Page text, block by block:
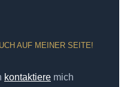
AUF MEINER SEITE!
kontaktiere mich